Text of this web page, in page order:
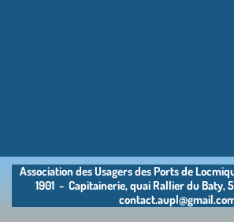
Association des Usagers des Ports de
1901 - Capitainerie, quai Rallier du Baty,